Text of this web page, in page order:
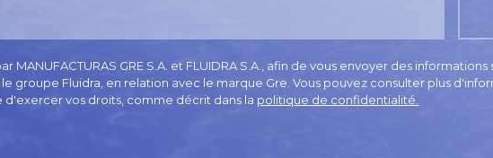
MANUFACTURAS GRE S.A. et FLUIDRA S.A., afin de vous envoyer des
groupe Fluidra, en relation avec le marque Gre. Vous pouvez consulter plus
d'exercer vos droits, comme décrit dans la politique de confidentialité.